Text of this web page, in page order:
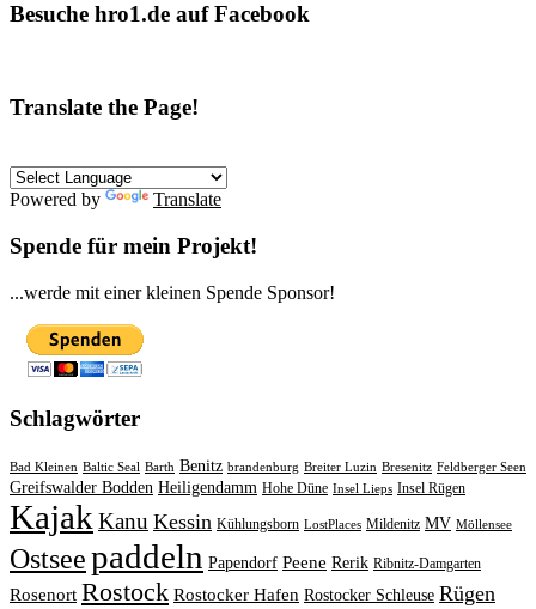
Besuche hro1.de auf Facebook
Translate the Page!
Powered by Translate
Spende für mein Projekt!
...werde mit einer kleinen Spende Sponsor!
Schlagwörter
Bad Kleinen Baltic Seal Barth Benitz brandenburg Breiter Luzin Bresenitz Feldberger Seen
Greifswalder Bodden Heiligendamm Hohe Düne Insel Lieps Insel Rügen
Kajak Kanu Kessin Kühlungsborn LostPlaces Mildenitz MV Möllensee
Ostseepaddeln Papendorf Peene Rerik Ribnitz-Damgarten
Rosenort Rostock Rostocker Hafen Rostocker Schleuse Rügen